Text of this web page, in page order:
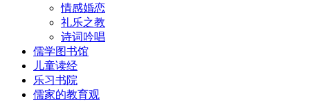
情感婚恋
礼乐之教
诗词吟唱
儒学图书馆
儿童读经
乐习书院
儒家的教育观